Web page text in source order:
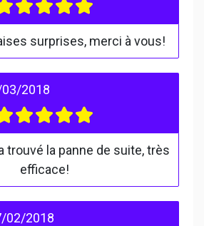
surprises, merci à vous!
2018
trouvé la panne de suite, très
efficace!
02/2018